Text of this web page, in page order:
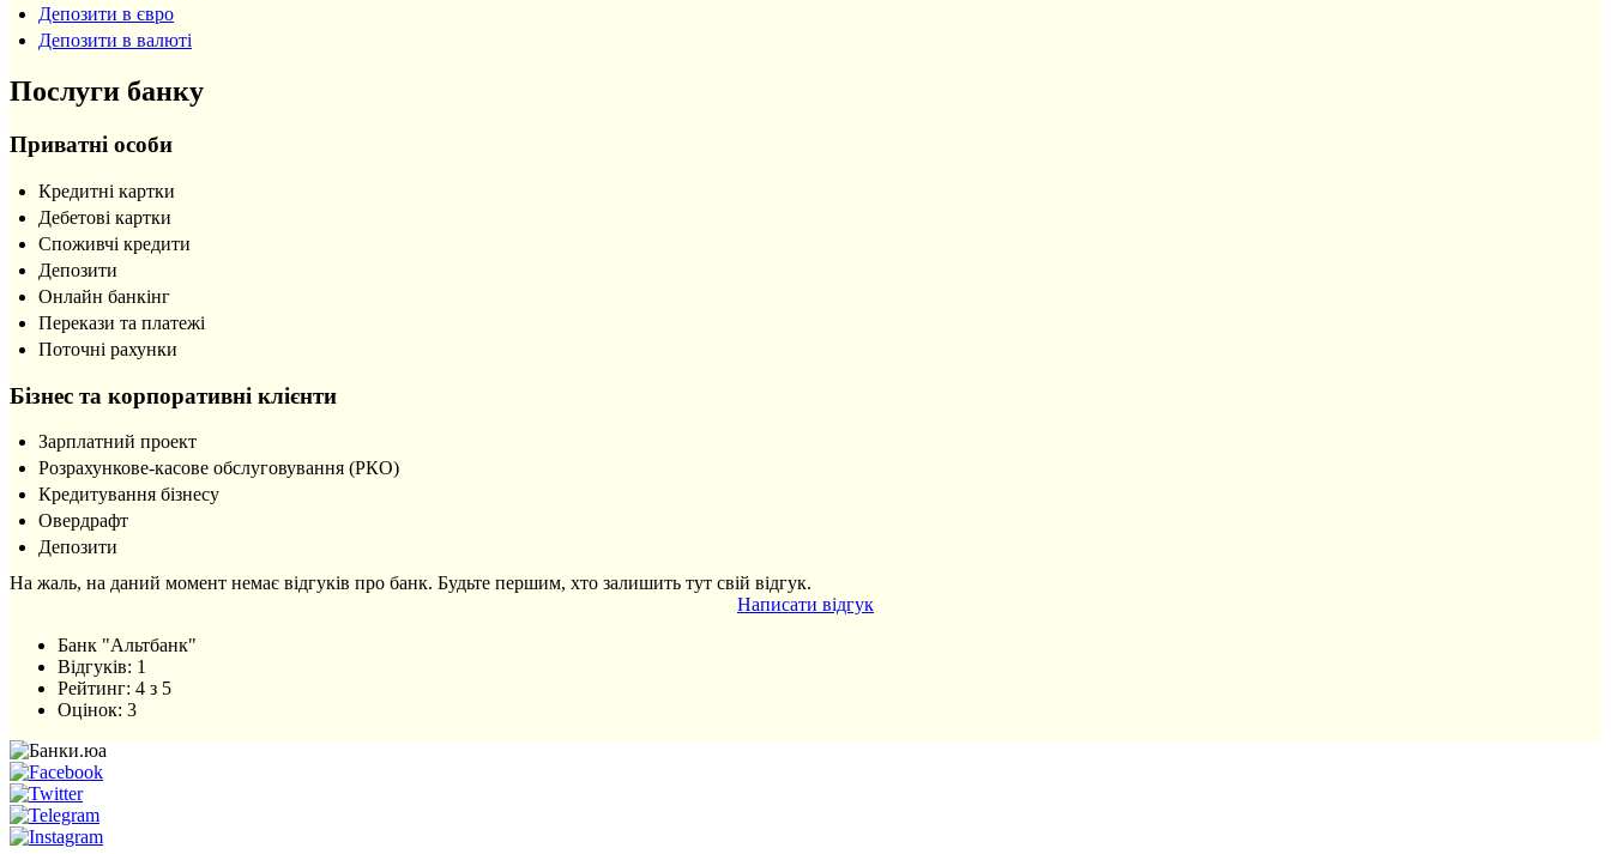
Депозити в євро
Депозити в валюті
Послуги банку
Приватні особи
Кредитні картки
Дебетові картки
Споживчі кредити
Депозити
Онлайн банкінг
Перекази та платежі
Поточні рахунки
Бізнес та корпоративні клієнти
Зарплатний проект
Розрахункове-касове обслуговування (РКО)
Кредитування бізнесу
Овердрафт
Депозити
На жаль, на даний момент немає відгуків про банк. Будьте першим, хто залишить тут свій відгук.
Написати відгук
Банк "Альтбанк"
Відгуків: 1
Рейтинг: 4 з 5
Оцінок: 3